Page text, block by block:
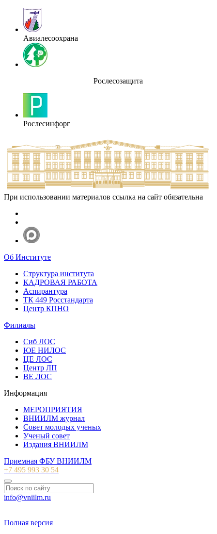
Авиалесоохрана
Рослесозащита
Рослесинфорг
При использовании материалов ссылка на сайт обязательна
Об Институте
Структура института
КАДРОВАЯ РАБОТА
Аспирантура
ТК 449 Росстандарта
Центр КПНО
Филиалы
Сиб ЛОС
ЮЕ НИЛОС
ЦЕ ЛОС
Центр ЛП
ВЕ ЛОС
Информация
МЕРОПРИЯТИЯ
ВНИИЛМ журнал
Совет молодых ученых
Ученый совет
Издания ВНИИЛМ
Приемная ФБУ ВНИИЛМ
+7 495 993 30 54
info@vniilm.ru
Полная версия